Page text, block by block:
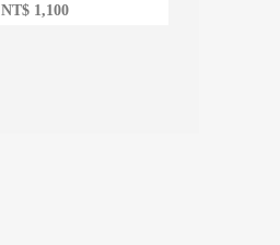
NT$ 1,100